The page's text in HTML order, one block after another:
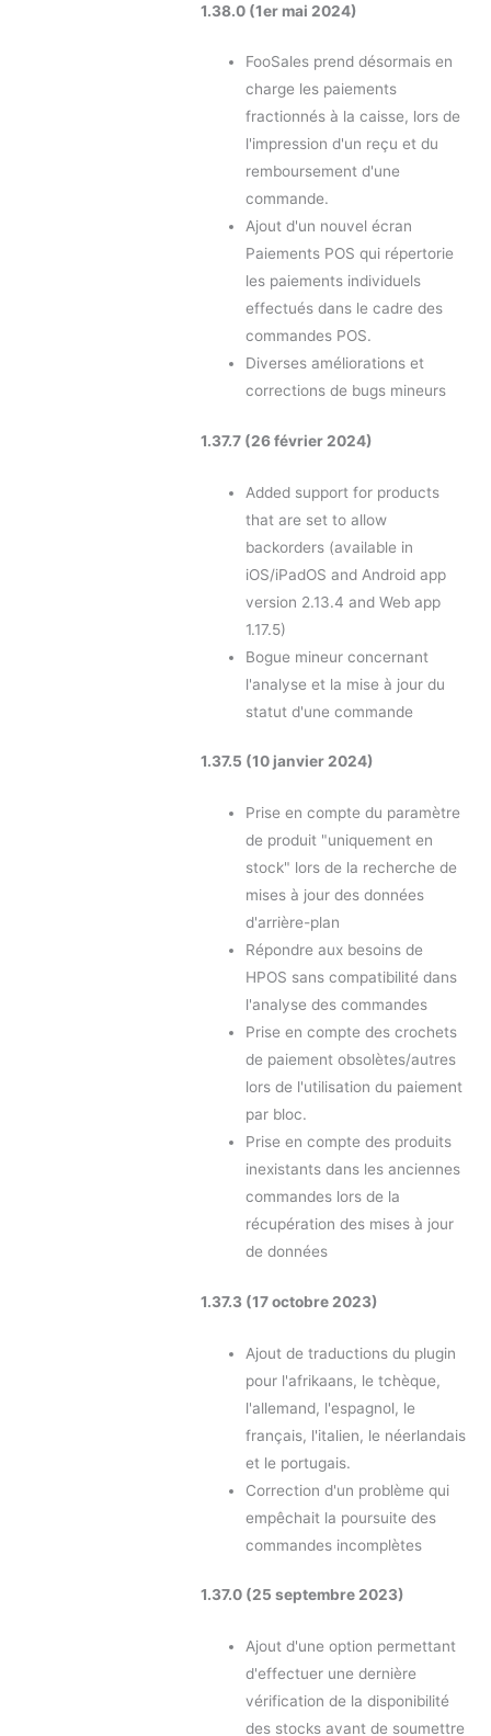
1.38.0 (1er mai 2024)
FooSales prend désormais en
charge les paiements
fractionnés à la caisse, lors de
l'impression d'un reçu et du
remboursement d'une
commande.
Ajout d'un nouvel écran
Paiements POS qui répertorie
les paiements individuels
effectués dans le cadre des
commandes POS.
Diverses améliorations et
corrections de bugs mineurs
1.37.7 (26 février 2024)
Added support for products
that are set to allow
backorders (available in
iOS/iPadOS and Android app
version 2.13.4 and Web app
1.17.5)
Bogue mineur concernant
l'analyse et la mise à jour du
statut d'une commande
1.37.5 (10 janvier 2024)
Prise en compte du paramètre
de produit "uniquement en
stock" lors de la recherche de
mises à jour des données
d'arrière-plan
Répondre aux besoins de
HPOS sans compatibilité dans
l'analyse des commandes
Prise en compte des crochets
de paiement obsolètes/autres
lors de l'utilisation du paiement
par bloc.
Prise en compte des produits
inexistants dans les anciennes
commandes lors de la
récupération des mises à jour
de données
1.37.3 (17 octobre 2023)
Ajout de traductions du plugin
pour l'afrikaans, le tchèque,
l'allemand, l'espagnol, le
français, l'italien, le néerlandais
et le portugais.
Correction d'un problème qui
empêchait la poursuite des
commandes incomplètes
1.37.0 (25 septembre 2023)
Ajout d'une option permettant
d'effectuer une dernière
vérification de la disponibilité
des stocks avant de soumettre